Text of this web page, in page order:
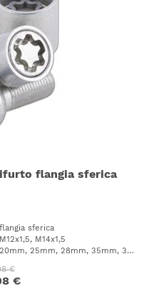
flangia sferica
flangia sferica
M12x1,5, M14x1,5
20mm, 25mm, 28mm, 35mm, 38mm, 40mm, 43mm, 45mm, 47mm, 50mm, 52mm, 55mm, 60mm, 24mm, 31mm, 56mm, 27mm, 29mm, 32mm, 37mm, 42mm, 65mm
€
€